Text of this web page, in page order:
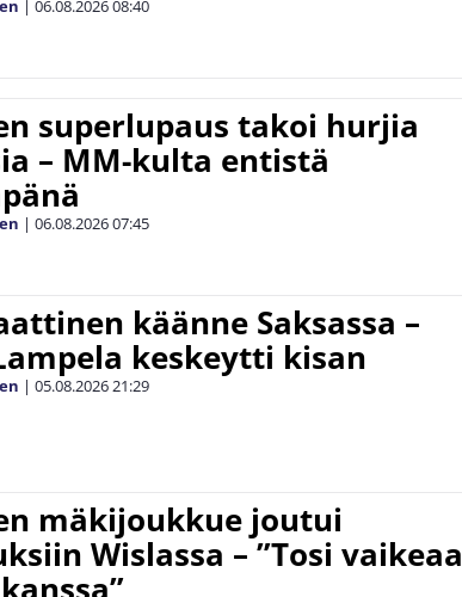
| 06.08.202608:40
superlupaus takoi hurjia
– MM-kulta entistä
| 06.08.202607:45
käänne Saksassa –
keskeytti kisan
| 05.08.202621:29
mäkijoukkue joutui
Wislassa – ”Tosi vaikeaa